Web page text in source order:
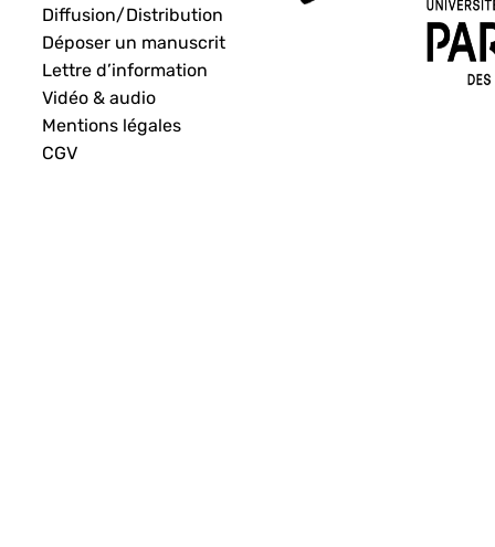
Diffusion/Distribution
Déposer un manuscrit
Lettre d’information
Vidéo & audio
Mentions légales
CGV